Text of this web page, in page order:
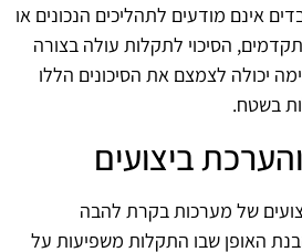
אינם מודעים לתהליכים הנכונים או
הסיכוי לתקלות עולה בצורה
יכולה לצמצם את הסיכונים הללו
בשטח.
ביצועים
של מערכות בקרת להבה
האופן שבו התקלות משפיעות על